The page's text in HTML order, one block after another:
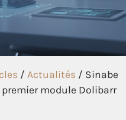
/ Actualités / Sinabe
module Dolibarr